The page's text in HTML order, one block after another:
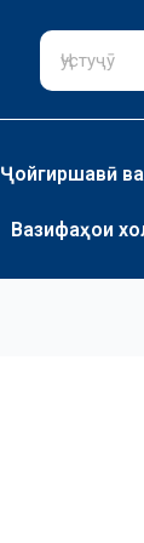
Ҷойгиршавӣ
Вазифаҳои